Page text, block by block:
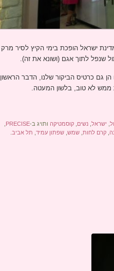
ישראל הופכת בימי הקיץ לסיר מרק
שנפל לתוך אגם (ושונא את זה).
הן גם כרטיס הביקור שלנו, הדבר הראשון
ממש לא טוב, בלשון המעטה.
, ישראל, נשים קוסמטיקהותויג ב-PRECISE
, קרם לחות, שמש, שפתון עמיד, תל אביב.